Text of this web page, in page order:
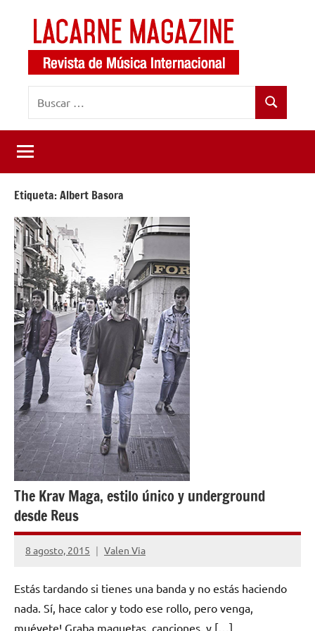
contenido
LaCarne
Magazine
de
música
internacional
Buscar
Etiqueta:Albert Basora
The Krav Maga, estilo único y underground
desde Reus
8 agosto, 2015 Valen Via
No
comentarios
Estás tardando si tienes una banda y no estás haciendo
nada. Sí, hace calor y todo ese rollo, pero venga,
muévete! Graba maquetas, canciones, y […]